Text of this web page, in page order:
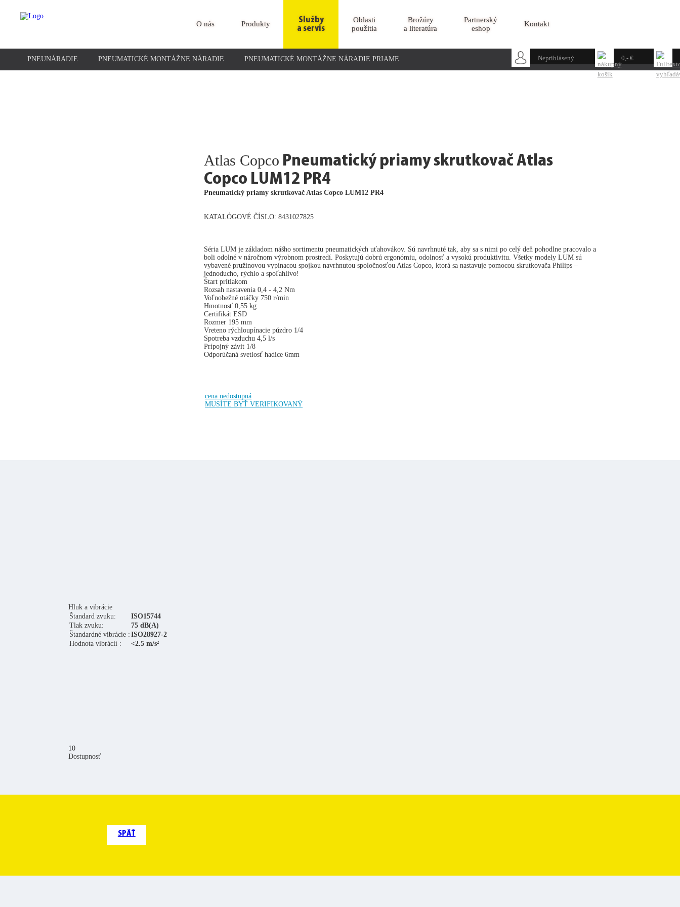
O nás Produkty
Služby
a servis
Oblasti
použitia
Brožúry
a literatúra
Partnerský
eshop
Kontakt
Neprihlásený 0,- €
PNEUNÁRADIE PNEUMATICKÉ MONTÁŽNE NÁRADIE PNEUMATICKÉ MONTÁŽNE NÁRADIE PRIAME
Atlas Copco Pneumatický priamy skrutkovač Atlas
Copco LUM12 PR4
Pneumatický priamy skrutkovač Atlas Copco LUM12 PR4
KATALÓGOVÉ ČÍSLO: 8431027825
Séria LUM je základom nášho sortimentu pneumatických uťahovákov. Sú navrhnuté tak, aby sa s nimi po celý deň pohodlne pracovalo a
boli odolné v náročnom výrobnom prostredí. Poskytujú dobrú ergonómiu, odolnosť a vysokú produktivitu. Všetky modely LUM sú
vybavené pružinovou vypínacou spojkou navrhnutou spoločnosťou Atlas Copco, ktorá sa nastavuje pomocou skrutkovača Philips –
jednoducho, rýchlo a spoľahlivo!
Štart prítlakom
Rozsah nastavenia 0,4 - 4,2 Nm
Voľnobežné otáčky 750 r/min
Hmotnosť 0,55 kg
Certifikát ESD
Rozmer 195 mm
Vreteno rýchloupínacie púzdro 1/4
Spotreba vzduchu 4,5 l/s
Prípojný závit 1/8
Odporúčaná svetlosť hadice 6mm
cena nedostupná
MUSÍTE BYŤ VERIFIKOVANÝ
Hluk a vibrácie
Štandard zvuku:
ISO15744
Tlak zvuku:
75 dB(A)
Štandardné vibrácie : ISO28927-2
Hodnota vibrácií :
<2.5 m/s²
10
Dostupnosť
SPÄŤ